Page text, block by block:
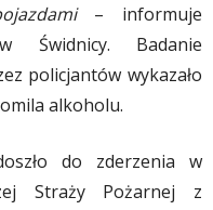
– informuje
Świdnicy. Badanie
policjantów wykazało
alkoholu.
do zderzenia w
Straży Pożarnej z